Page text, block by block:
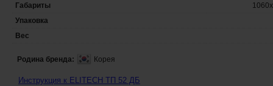
Габариты
Упаковка
Вес
Родина бренда: Корея
Инструкция к ELITECH ТП 52 ДБ